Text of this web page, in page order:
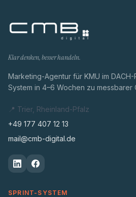
Klar denken, besser handeln.
Marketing-Agentur für KMU im DACH-
System in 4–6 Wochen zu messbarer
📍 Trier, Rheinland-Pfalz
+49 177 407 12 13
mail@cmb-digital.de
SPRINT-SYSTEM